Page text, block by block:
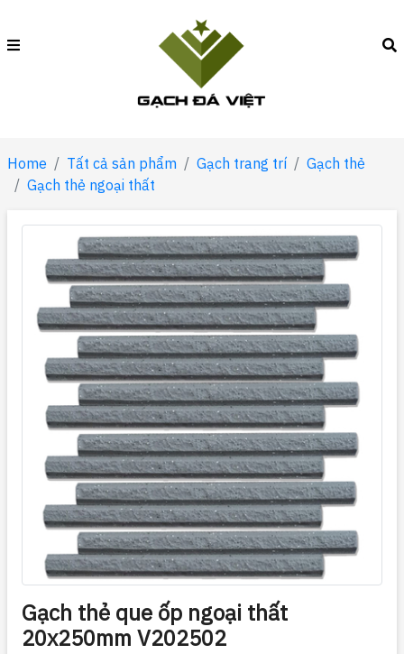
Home Tất cả sản phẩm Gạch trang trí
Gạch thẻ
Gạch thẻ ngoại thất
Gạch thẻ que ốp ngoại thất
20x250mm V202502